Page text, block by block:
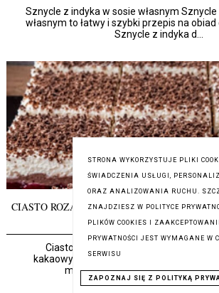
Sznycle z indyka w sosie własnym
własnym to łatwy i szybki przepis na obiad
Sznycle z indyka d...
CIASTO ROZALIA Z MALINAMI I MASĄ
KROK PO KROKU
Ciasto Rozalia z malinami i budyniem
kakaowym Ciasto Rozalia – pyszne
malinami i kremem budyniowym
STRONA WYKORZYSTUJE PLIKI
ŚWIADCZENIA USŁUGI,
ORAZ ANALIZOWANIA RUCHU.
ZNAJDZIESZ W POLITYCE
PLIKÓW COOKIES I
PRYWATNOŚCI JEST WYMAGANE W
SERWISU
ZAPOZNAJ SIĘ Z POLITYKĄ